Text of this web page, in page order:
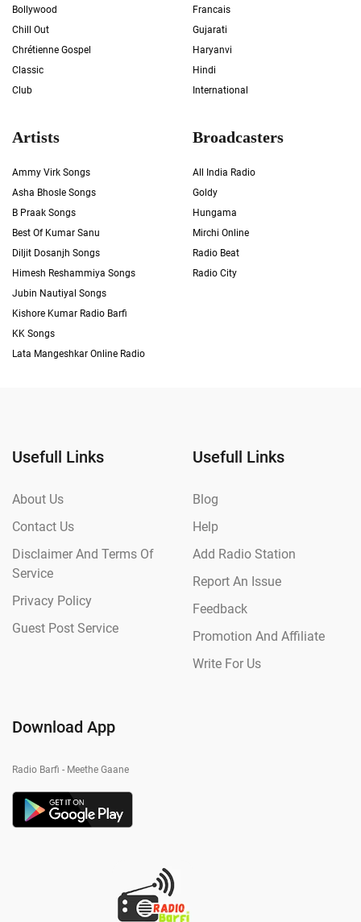
Bollywood
Chill Out
Chrétienne Gospel
Classic
Club
Francais
Gujarati
Haryanvi
Hindi
International
Artists
Ammy Virk Songs
Asha Bhosle Songs
B Praak Songs
Best Of Kumar Sanu
Diljit Dosanjh Songs
Himesh Reshammiya Songs
Jubin Nautiyal Songs
Kishore Kumar Radio Barfi
KK Songs
Lata Mangeshkar Online Radio
Broadcasters
All India Radio
Goldy
Hungama
Mirchi Online
Radio Beat
Radio City
Usefull Links
About Us
Contact Us
Disclaimer And Terms Of
Service
Privacy Policy
Guest Post Service
Usefull Links
Blog
Help
Add Radio Station
Report An Issue
Feedback
Promotion And Affiliate
Write For Us
Download App
Radio Barfi - Meethe Gaane